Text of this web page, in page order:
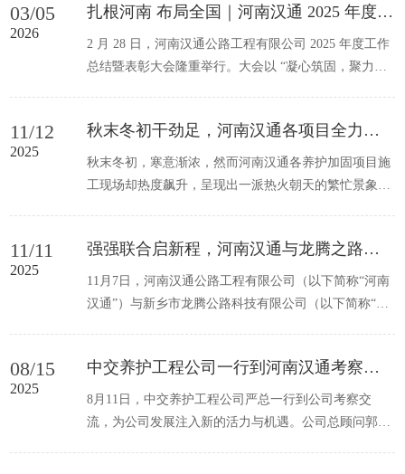
03/05
2026
扎根河南 布局全国｜河南汉通 2025 年度总结表彰大会圆满召开
2 月 28 日，河南汉通公路工程有限公司 2025 年度工作
总结暨表彰大会隆重举行。大会以 “凝心筑固，聚力拓
11/12
2025
秋末冬初干劲足，河南汉通各项目全力推进工程进度
秋末冬初，寒意渐浓，然而河南汉通各养护加固项目施
工现场却热度飙升，呈现出一派热火朝天的繁忙景象。
11/11
2025
强强联合启新程，河南汉通与龙腾之路签订战略合作协议
11月7日，河南汉通公路工程有限公司（以下简称“河南
汉通”）与新乡市龙腾公路科技有限公司（以下简称“龙
08/15
2025
中交养护工程公司一行到河南汉通考察交流，共谋合作新篇
8月11日，中交养护工程公司严总一行到公司考察交
流，为公司发展注入新的活力与机遇。公司总顾问郭海